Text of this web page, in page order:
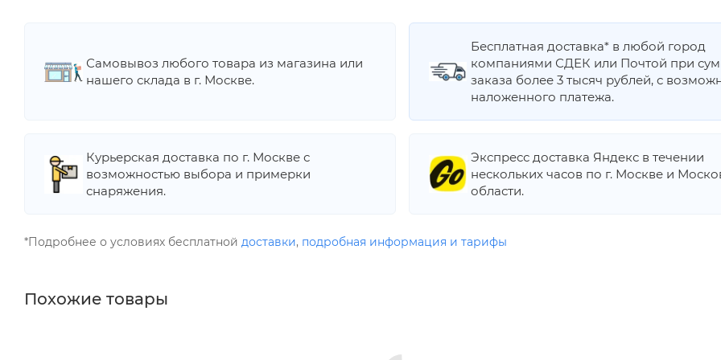
Самовывоз любого товара из магазина или
нашего склада в г. Москве.
Бесплатная доставка* в любой город
компаниями СДЕК или Почтой при
заказа более 3 тысяч рублей, с
наложенного платежа.
Курьерская доставка по г. Москве с
возможностью выбора и примерки
снаряжения.
Экспресс доставка Яндекс в течении
нескольких часов по г. Москве и
области.
*Подробнее о условиях бесплатной доставки, подробная информация и тарифы
Похожие товары